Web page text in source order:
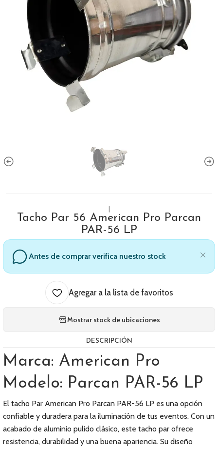
Tacho Par 56 American Pro Parcan
PAR-56 LP
Antes de comprar verifica nuestro stock
Agregar a la lista de favoritos
Mostrar stock de ubicaciones
DESCRIPCIÓN
Marca: American Pro
Modelo: Parcan PAR-56 LP
El tacho Par American Pro Parcan PAR-56 LP es una opción
confiable y duradera para la iluminación de tus eventos. Con un
acabado de aluminio pulido clásico, este tacho par ofrece
resistencia, durabilidad y una buena apariencia. Su diseño